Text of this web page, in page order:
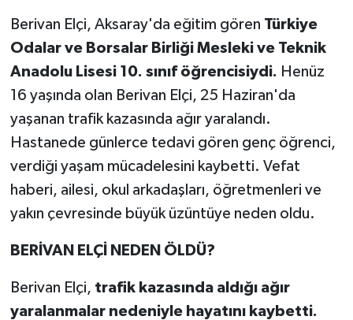
Berivan Elçi, Aksaray'da eğitim gören Türkiye
Odalar ve Borsalar Birliği Mesleki ve Teknik
Anadolu Lisesi 10. sınıf öğrencisiydi. Henüz
16 yaşında olan Berivan Elçi, 25 Haziran'da
yaşanan trafik kazasında ağır yaralandı.
Hastanede günlerce tedavi gören genç öğrenci,
verdiği yaşam mücadelesini kaybetti. Vefat
haberi, ailesi, okul arkadaşları, öğretmenleri ve
yakın çevresinde büyük üzüntüye neden oldu.
BERİVAN ELÇİ NEDEN ÖLDÜ?
Berivan Elçi, trafik kazasında aldığı ağır
yaralanmalar nedeniyle hayatını kaybetti.